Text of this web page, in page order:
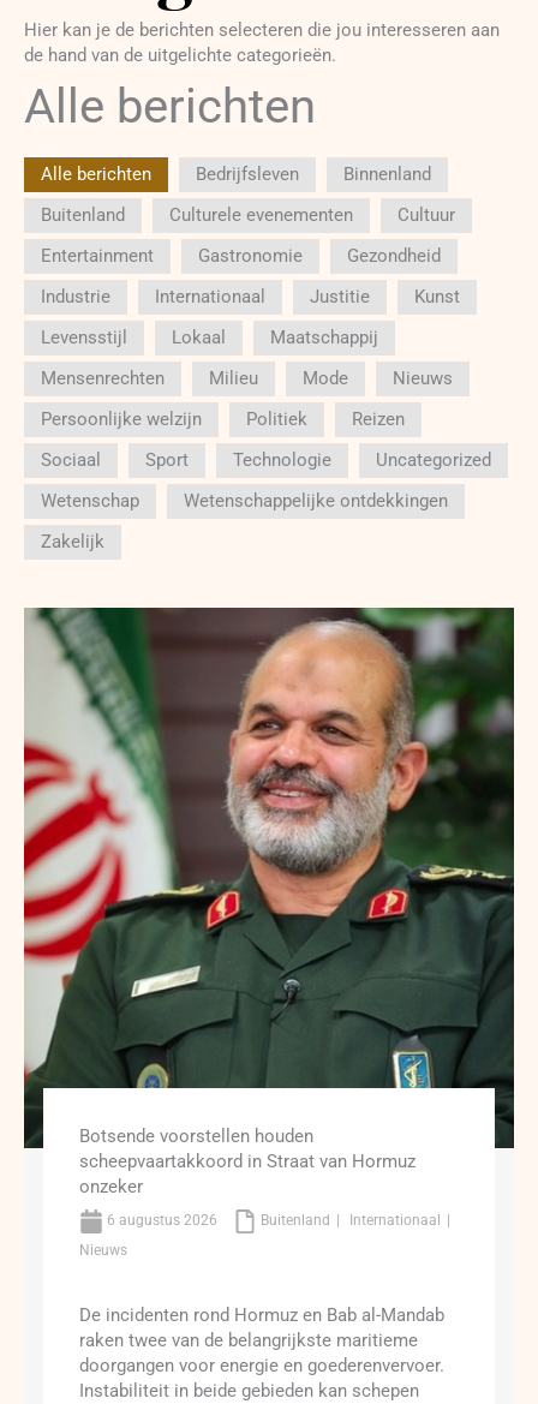
Hier kan je de berichten selecteren die jou interesseren aan
de hand van de uitgelichte categorieën.
Alle berichten
Alle berichten Bedrijfsleven
Binnenland
Buitenland
Culturele evenementen
Cultuur
Entertainment
Gastronomie
Gezondheid
Industrie
Internationaal Justitie
Kunst
Levensstijl
Lokaal
Maatschappij
Mensenrechten
Milieu Mode
Nieuws
Persoonlijke welzijn
Politiek
Reizen
Sociaal
Sport Technologie
Uncategorized
Wetenschap
Wetenschappelijke ontdekkingen
Zakelijk
Botsende voorstellen houden
scheepvaartakkoord in Straat van Hormuz
onzeker
6 augustus 2026 Buitenland
Internationaal
Nieuws
De incidenten rond Hormuz en Bab al-Mandab
raken twee van de belangrijkste maritieme
doorgangen voor energie en goederenvervoer.
Instabiliteit in beide gebieden kan schepen